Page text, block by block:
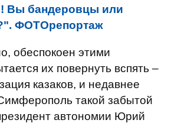
Вы бандеровцы или
ФОТОрепортаж
обеспокоен этими
их повернуть вспять –
казаков, и недавнее
такой забытой
автономии Юрий